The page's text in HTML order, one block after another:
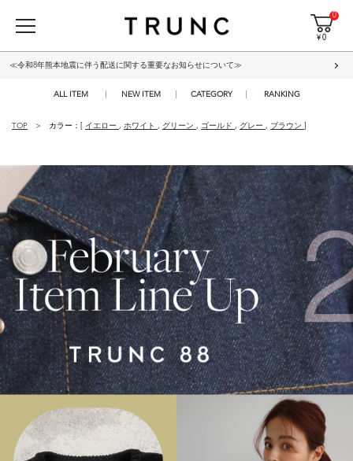
0
¥ 0
≪令和8年熊本地震に伴う配送に関する重要なお知らせについて≫
ALL ITEM NEW ITEM CATEGORY RANKING
TOP カラー：[ イエロー , ホワイト , グリーン , ゴールド , グレー , ブラウン